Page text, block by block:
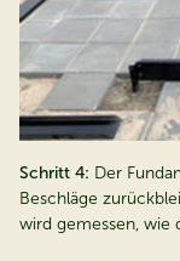
Schritt 4: Der
Beschläge
wird gemessen, wie